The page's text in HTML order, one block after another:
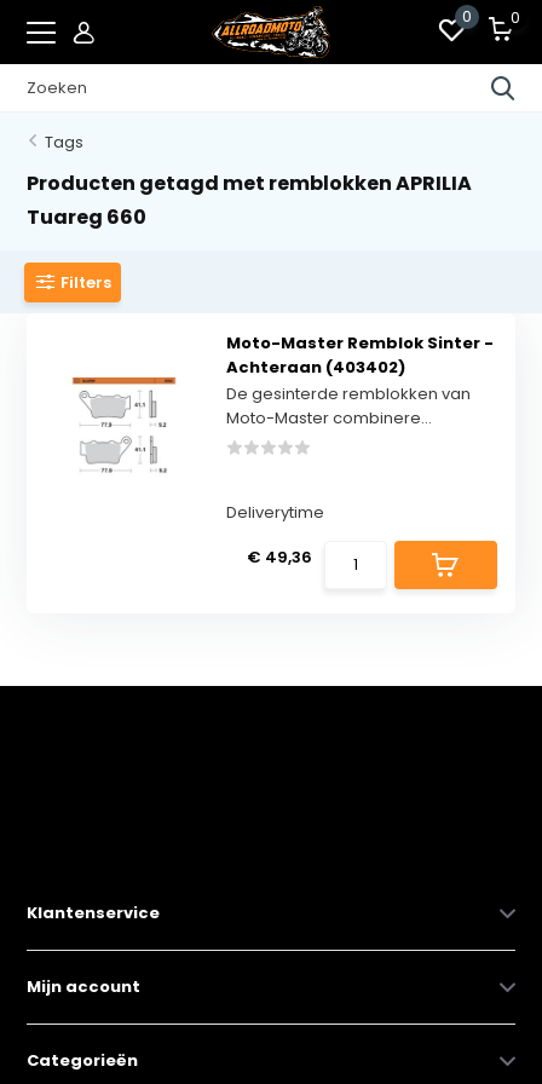
0 0
Tags
Producten getagd met remblokken APRILIA
Tuareg 660
Filters
Moto-Master Remblok Sinter -
Achteraan (403402)
De gesinterde remblokken van
Moto-Master combinere...
Deliverytime
€ 49,36
Klantenservice
Mijn account
Categorieën